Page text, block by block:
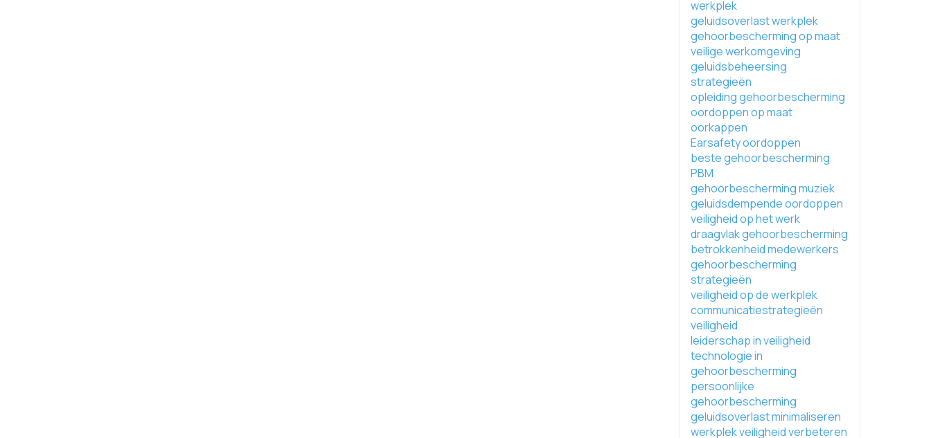
werkplek
geluidsoverlast werkplek
gehoorbescherming op maat
veilige werkomgeving
geluidsbeheersing
strategieën
opleiding gehoorbescherming
oordoppen op maat
oorkappen
Earsafety oordoppen
beste gehoorbescherming
PBM
gehoorbescherming muziek
geluidsdempende oordoppen
veiligheid op het werk
draagvlak gehoorbescherming
betrokkenheid medewerkers
gehoorbescherming
strategieën
veiligheid op de werkplek
communicatiestrategieën
veiligheid
leiderschap in veiligheid
technologie in
gehoorbescherming
persoonlijke
gehoorbescherming
geluidsoverlast minimaliseren
werkplek veiligheid verbeteren